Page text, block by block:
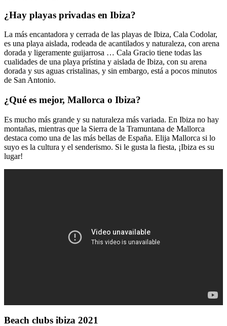
¿Hay playas privadas en Ibiza?
La más encantadora y cerrada de las playas de Ibiza, Cala Codolar,
es una playa aislada, rodeada de acantilados y naturaleza, con arena
dorada y ligeramente guijarrosa … Cala Gracio tiene todas las
cualidades de una playa prístina y aislada de Ibiza, con su arena
dorada y sus aguas cristalinas, y sin embargo, está a pocos minutos
de San Antonio.
¿Qué es mejor, Mallorca o Ibiza?
Es mucho más grande y su naturaleza más variada. En Ibiza no hay
montañas, mientras que la Sierra de la Tramuntana de Mallorca
destaca como una de las más bellas de España. Elija Mallorca si lo
suyo es la cultura y el senderismo. Si le gusta la fiesta, ¡Ibiza es su
lugar!
Beach clubs ibiza 2021